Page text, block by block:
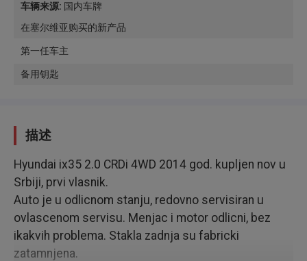
车辆来源: 国内车牌
在塞尔维亚购买的新产品
第一任车主
备用钥匙
描述
Hyundai ix35 2.0 CRDi 4WD 2014 god. kupljen nov u
Srbiji, prvi vlasnik.
Auto je u odlicnom stanju, redovno servisiran u
ovlascenom servisu. Menjac i motor odlicni, bez
ikakvih problema. Stakla zadnja su fabricki
zatamnjena.